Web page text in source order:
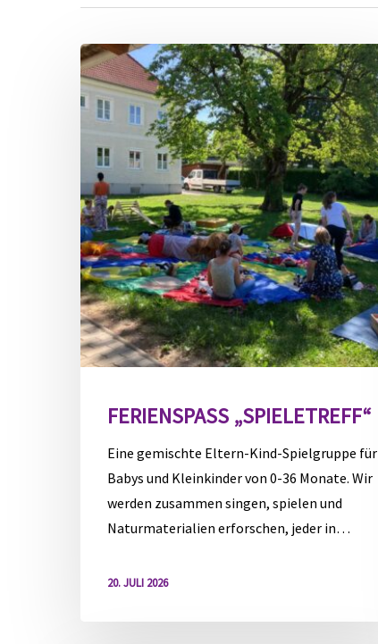
Suchbegriff eingeben und ENTER drücken
Ferienspaß
„Spieletreff“
FERIENSPASS „SPIELETREFF“
Eine gemischte Eltern-Kind-Spielgruppe für
Babys und Kleinkinder von 0-36 Monate. Wir
werden zusammen singen, spielen und
Naturmaterialien erforschen, jeder in…
20. JULI 2026